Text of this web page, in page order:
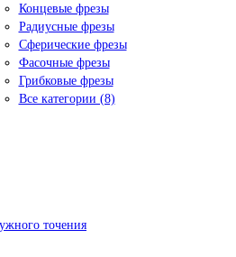
Концевые фрезы
Радиусные фрезы
Сферические фрезы
Фасочные фрезы
Грибковые фрезы
Все категории (8)
точения